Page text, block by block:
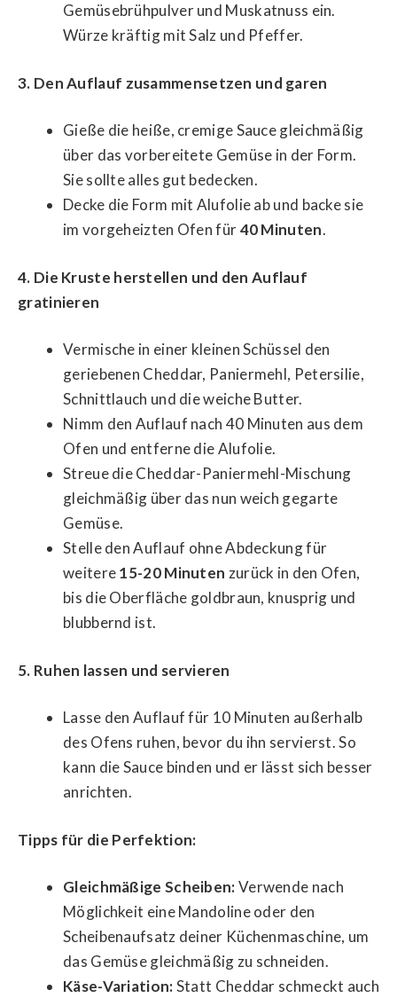
Gemüsebrühpulver und Muskatnuss ein.
Würze kräftig mit Salz und Pfeffer.
3. Den Auflauf zusammensetzen und garen
Gieße die heiße, cremige Sauce gleichmäßig
über das vorbereitete Gemüse in der Form.
Sie sollte alles gut bedecken.
Decke die Form mit Alufolie ab und backe sie
im vorgeheizten Ofen für40 Minuten.
4. Die Kruste herstellen und den Auflauf
gratinieren
Vermische in einer kleinen Schüssel den
geriebenen Cheddar, Paniermehl, Petersilie,
Schnittlauch und die weiche Butter.
Nimm den Auflauf nach 40 Minuten aus dem
Ofen und entferne die Alufolie.
Streue die Cheddar-Paniermehl-Mischung
gleichmäßig über das nun weich gegarte
Gemüse.
Stelle den Auflauf ohne Abdeckung für
weitere15-20 Minuten zurück in den Ofen,
bis die Oberfläche goldbraun, knusprig und
blubbernd ist.
5. Ruhen lassen und servieren
Lasse den Auflauf für 10 Minuten außerhalb
des Ofens ruhen, bevor du ihn servierst. So
kann die Sauce binden und er lässt sich besser
anrichten.
Tipps für die Perfektion:
Gleichmäßige Scheiben:Verwende nach
Möglichkeit eine Mandoline oder den
Scheibenaufsatz deiner Küchenmaschine, um
das Gemüse gleichmäßig zu schneiden.
Käse-Variation:Statt Cheddar schmeckt auch